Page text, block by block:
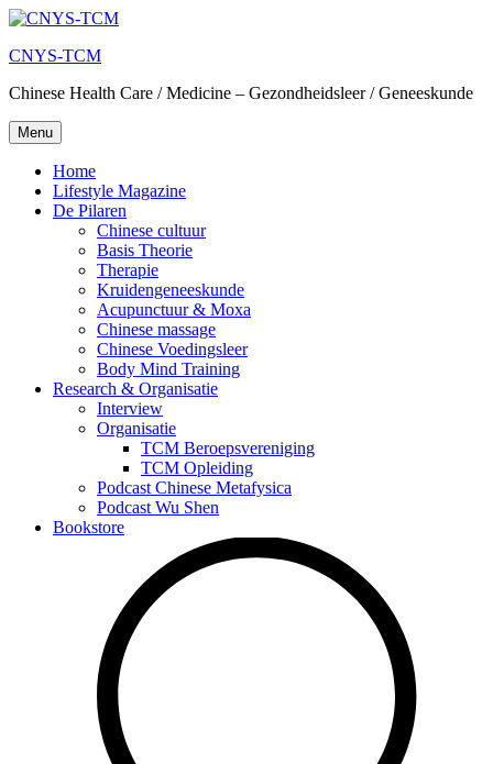
CNYS-TCM
Chinese Health Care / Medicine – Gezondheidsleer / Geneeskunde
Menu
Home
Lifestyle Magazine
De Pilaren
Chinese cultuur
Basis Theorie
Therapie
Kruidengeneeskunde
Acupunctuur & Moxa
Chinese massage
Chinese Voedingsleer
Body Mind Training
Research & Organisatie
Interview
Organisatie
TCM Beroepsvereniging
TCM Opleiding
Podcast Chinese Metafysica
Podcast Wu Shen
Bookstore